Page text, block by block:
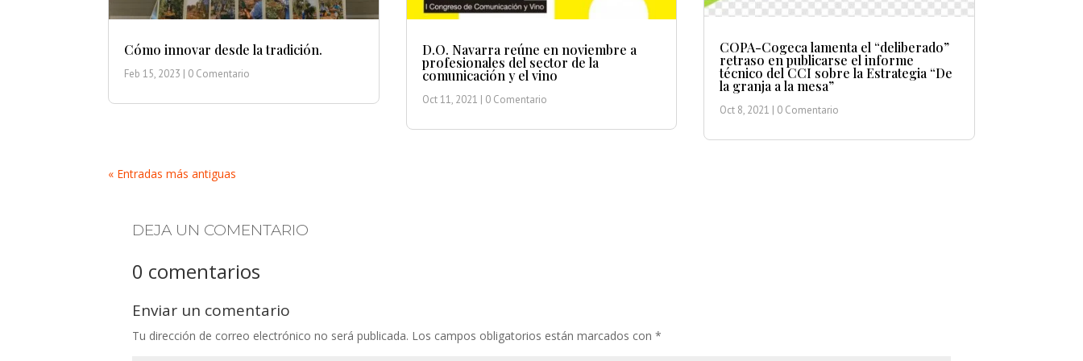
Cómo innovar desde la tradición.
Feb 15, 2023 | 0 Comentario
D.O. Navarra reúne en noviembre a
profesionales del sector de la
comunicación y el vino
Oct 11, 2021 | 0 Comentario
COPA-Cogeca lamenta el “deliberado”
retraso en publicarse el informe
técnico del CCI sobre la Estrategia “De
la granja a la mesa”
Oct 8, 2021 | 0 Comentario
« Entradas más antiguas
DEJA UN COMENTARIO
0 comentarios
Enviar un comentario
Tu dirección de correo electrónico no será publicada. Los campos obligatorios están marcados con*